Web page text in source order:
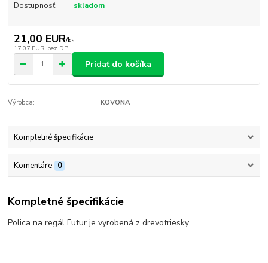
Dostupnosť skladom
21,00 EUR/ks
17,07 EUR bez DPH
Pridať do košíka
Výrobca: KOVONA
Kompletné špecifikácie
Komentáre 0
Kompletné špecifikácie
Polica na regál Futur je vyrobená z drevotriesky